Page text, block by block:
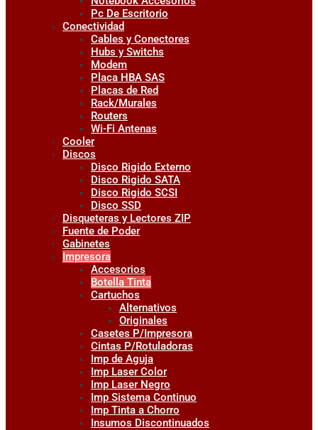
Pc De Escritorio
Conectividad
Cables y Conectores
Hubs y Switchs
Modem
Placa HBA SAS
Placas de Red
Rack/Murales
Routers
Wi-Fi Antenas
Cooler
Discos
Disco Rigido Externo
Disco Rigido SATA
Disco Rigido SCSI
Disco SSD
Disqueteras y Lectores ZIP
Fuente de Poder
Gabinetes
Impresora
Accesorios
Botella Tinta
Cartuchos
Alternativos
Originales
Casetes P/Impresora
Cintas P/Rotuladoras
Imp de Aguja
Imp Laser Color
Imp Laser Negro
Imp Sistema Continuo
Imp Tinta a Chorro
Insumos Discontinuados